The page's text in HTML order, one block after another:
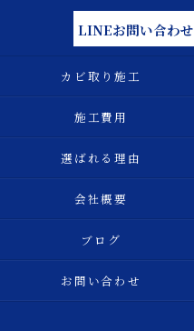
LINEお問い合わせ
カビ取り施工
施工費用
選ばれる理由
会社概要
ブログ
お問い合わせ